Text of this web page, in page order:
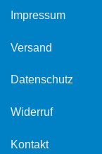
Impressum
Versand
Datenschutz
Widerruf
Kontakt